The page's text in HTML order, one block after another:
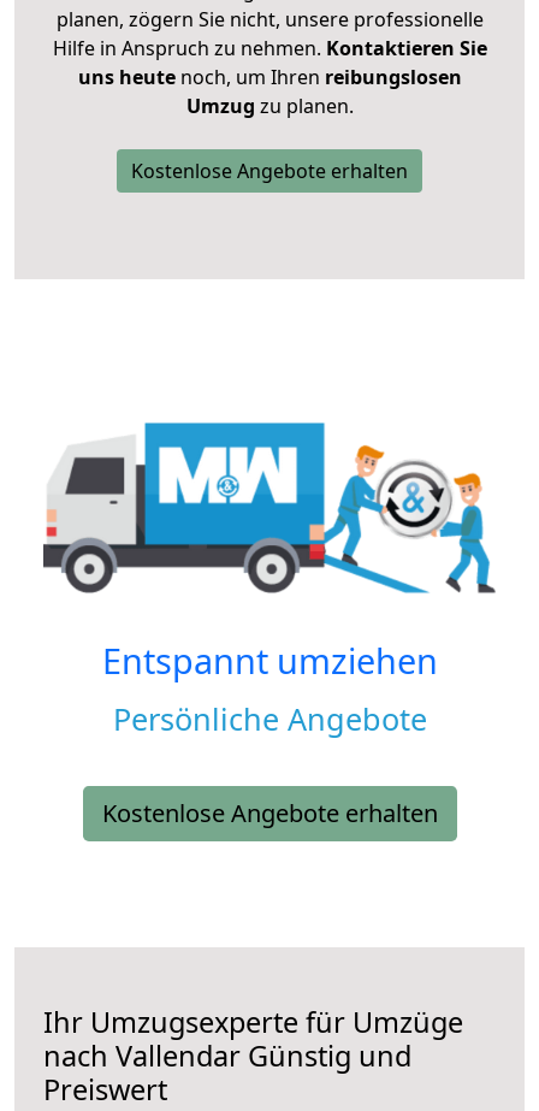
planen, zögern Sie nicht, unsere professionelle
Hilfe in Anspruch zu nehmen. Kontaktieren Sie
uns heutenoch, um Ihren reibungslosen
Umzug zu planen.
Kostenlose Angebote erhalten
Entspannt umziehen
Persönliche Angebote
Kostenlose Angebote erhalten
Ihr Umzugsexperte für Umzüge
nach Vallendar Günstig und
Preiswert